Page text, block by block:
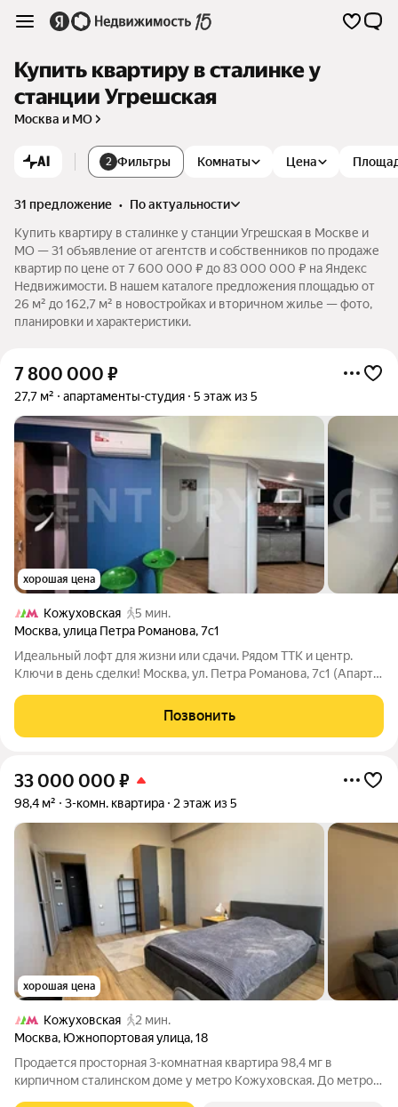
Купить квартиру в сталинке у
станции Угрешская
Москва и МО
AI 2 Фильтры Комнаты Цена
31 предложение •
по актуальности
Купить квартиру в сталинке у станции Угрешская в Москве и
МО — 31 объявление от агентств и собственников по продаже
квартир по цене от 7 600 000 ₽ до 83 000 000 ₽ на Яндекс
Недвижимости. В нашем каталоге предложения площадью от
26 м² до 162,7 м² в новостройках и вторичном жилье — фото,
планировки и характеристики.
7 800 000 ₽
27,7 м² апартаменты-студия 5 этаж из 5
хорошая цена
Кожуховская
5 мин.
Москва,улица Петра Романова,7с1
Идеальный лофт для жизни или сдачи. Рядом ТТК и центр.
Ключи в день сделки! Москва, ул. Петра Романова, 7с1 (Апарт-
этот рынок изнутри. Перед
Позвонить
33 000 000 ₽
98,4 м² 3-комн. квартира 2 этаж из 5
хорошая цена
Кожуховская
2 мин.
Москва, Южнопортовая улица,18
Продается просторная 3-комнатная квартира 98,4 мг в
кирпичном сталинском доме у метро Кожуховская. До метро -